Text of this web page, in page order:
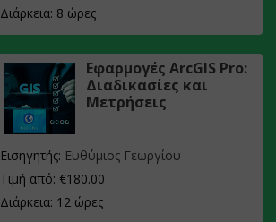
Διάρκεια: 8 ώρες
Εφαρμογές ArcGIS Pro:
Διαδικασίες και
Μετρήσεις
Εισηγητής: Ευθύμιος Γεωργίου
Τιμή από: €180.00
Διάρκεια: 12 ώρες